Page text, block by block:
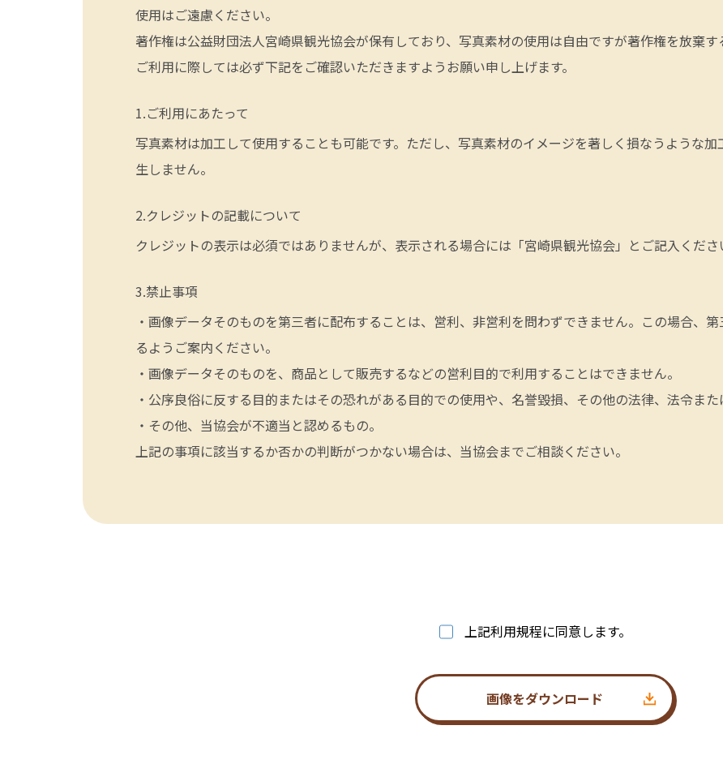
使用はご遠慮ください。
著作権は公益財団法人宮崎県観光協会が保有しており、写真素材の使用は自由ですが著作権を放棄す
ご利用に際しては必ず下記をご確認いただきますようお願い申し上げます。
ご利用にあたって
写真素材は加工して使用することも可能です。ただし、写真素材のイメージを著しく損なうような
生しません。
クレジットの記載について
クレジットの表示は必須ではありませんが、表示される場合には「宮崎県観光協会」とご記入くださ
禁止事項
・画像データそのものを第三者に配布することは、営利、非営利を問わずできません。この場合、
るようご案内ください。
・画像データそのものを、商品として販売するなどの営利目的で利用することはできません。
・公序良俗に反する目的またはその恐れがある目的での使用や、名誉毀損、その他の法律、法令また
・その他、当協会が不適当と認めるもの。
上記の事項に該当するか否かの判断がつかない場合は、当協会までご相談ください。
上記利用規程に同意します。
画像をダウンロード